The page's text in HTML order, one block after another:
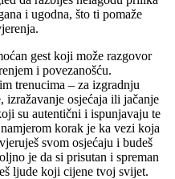
i ugodna, što ti pomaže
gest koji može razgovor
i povezanošću.
trenucima – za izgradnju
izražavanje osjećaja ili jačanje
su autentični i ispunjavaju te
korak je ka vezi koja
svom osjećaju i budeš
je da si prisutan i spreman
ljude koji cijene tvoj svijet.